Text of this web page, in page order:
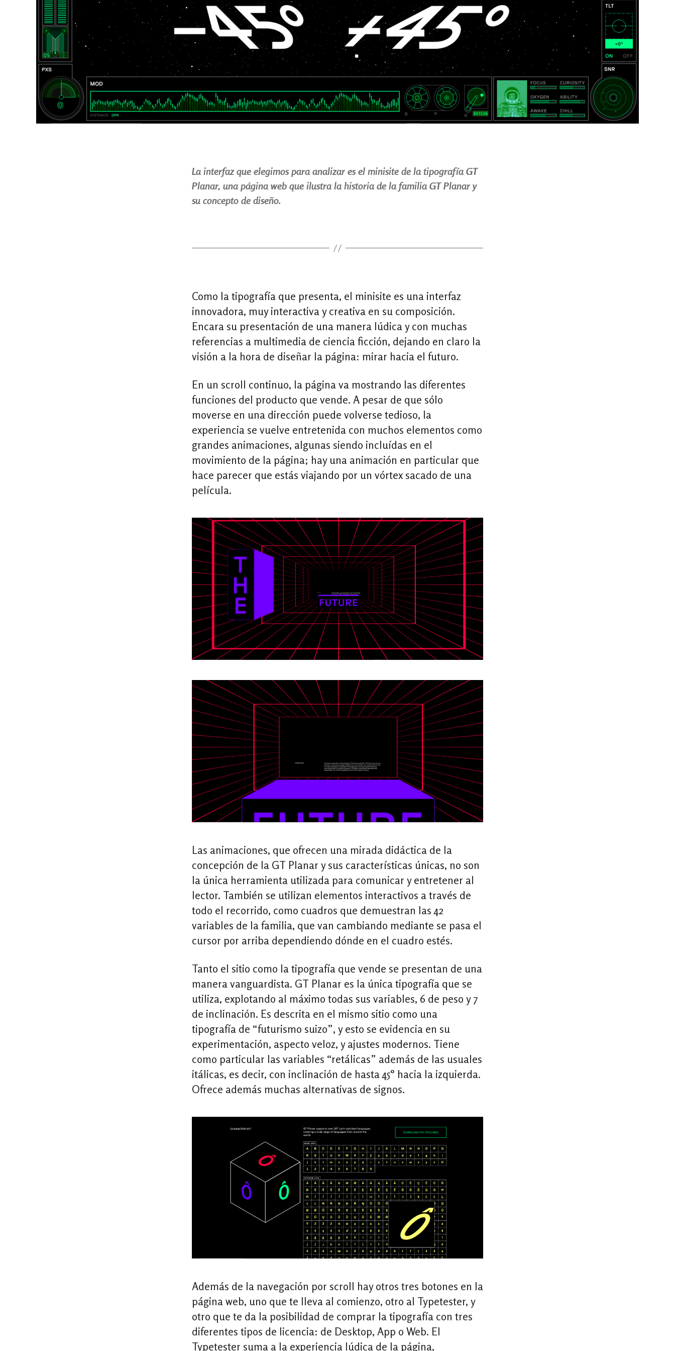
La interfaz que elegimos para analizar es el minisite de la tipografía GT
Planar, una página web que ilustra la historia de la familia GT Planar y
su concepto de diseño.
Como la tipografía que presenta, el minisite es una interfaz
innovadora, muy interactiva y creativa en su composición.
Encara su presentación de una manera lúdica y con muchas
referencias a multimedia de ciencia ficción, dejando en claro la
visión a la hora de diseñar la página: mirar hacia el futuro.
En un scroll continuo, la página va mostrando las diferentes
funciones del producto que vende. A pesar de que sólo
moverse en una dirección puede volverse tedioso, la
experiencia se vuelve entretenida con muchos elementos como
grandes animaciones, algunas siendo incluídas en el
movimiento de la página; hay una animación en particular que
hace parecer que estás viajando por un vórtex sacado de una
película.
Las animaciones, que ofrecen una mirada didáctica de la
concepción de la GT Planar y sus características únicas, no son
la única herramienta utilizada para comunicar y entretener al
lector. También se utilizan elementos interactivos a través de
todo el recorrido, como cuadros que demuestran las 42
variables de la familia, que van cambiando mediante se pasa el
cursor por arriba dependiendo dónde en el cuadro estés.
Tanto el sitio como la tipografía que vende se presentan de una
manera vanguardista. GT Planar es la única tipografía que se
utiliza, explotando al máximo todas sus variables, 6 de peso y 7
de inclinación. Es descrita en el mismo sitio como una
tipografía de “futurismo suizo”, y esto se evidencia en su
experimentación, aspecto veloz, y ajustes modernos. Tiene
como particular las variables “retálicas” además de las usuales
itálicas, es decir, con inclinación de hasta 45° hacia la izquierda.
Ofrece además muchas alternativas de signos.
Además de la navegación por scroll hay otros tres botones en la
página web, uno que te lleva al comienzo, otro al Typetester, y
otro que te da la posibilidad de comprar la tipografía con tres
diferentes tipos de licencia: de Desktop, App o Web. El
Typetester suma a la experiencia lúdica de la página,